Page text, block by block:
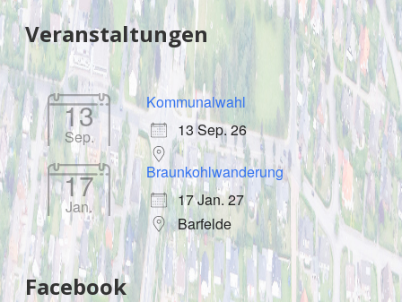
Veranstaltungen
13
Sep.
Kommunalwahl
13 Sep. 26
17
Jan.
Braunkohlwanderung
17 Jan. 27
Barfelde
Facebook